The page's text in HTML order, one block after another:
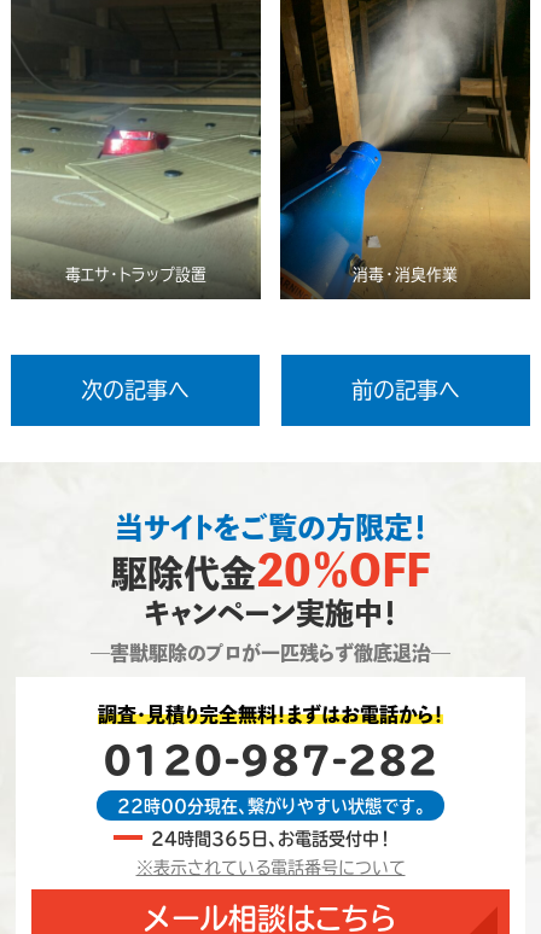
毒エサ・トラップ設置 消毒・消臭作業
次の記事へ 前の記事へ
当サイトをご覧の方限定！
駆除代金20％OFF
キャンペーン実施中！
―害獣駆除のプロが一匹残らず徹底退治―
調査・見積り完全無料！まずはお電話から！
0120-987-282
22時00分現在、繋がりやすい状態です。
24時間365日、お電話受付中！
※表示されている電話番号について
メール相談はこちら